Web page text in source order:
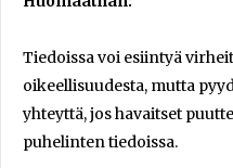
Tiedoissa voi esiintyä
oikeellisuudesta, mutta
yhteyttä, jos havaitset
puhelinten tiedoissa.